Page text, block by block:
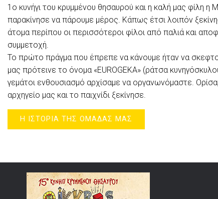
1ο κυνήγι του κρυμμένου θησαυρού και η καλή μας φίλη
παρακίνησε να πάρουμε μέρος. Κάπως έτσι λοιπόν
άτομα περίπου οι περισσότεροι φίλοι από παλιά και
συμμετοχή.
Το πρώτο πράγμα που έπρεπε να κάνουμε ήταν να
μας πρότεινε το όνομα «EUROGEKA» (ράτσα
γεμάτοι ενθουσιασμό αρχίσαμε να οργανωνόμαστε.
αρχηγείο μας και το παιχνίδι ξεκίνησε.
Η ΙΣΤΟΡΙΑ ΤΗΣ ΟΜΑΔΑΣ ΜΑΣ